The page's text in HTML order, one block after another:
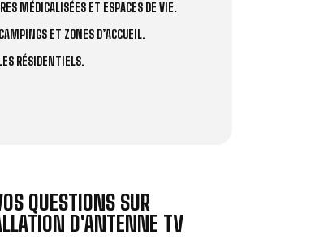
MÉDICALISÉES ET ESPACES DE VIE.
ET ZONES D’ACCUEIL.
RÉSIDENTIELS.
QUESTIONS SUR
D'ANTENNE TV